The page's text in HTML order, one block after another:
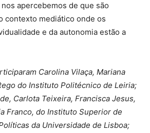
apercebemos de que são
contexto mediático onde os
e da autonomia estão a
Carolina Vilaça, Mariana
do Instituto Politécnico de Leiria;
Carlota Teixeira, Francisca Jesus,
Franco, do Instituto Superior de
da Universidade de Lisboa;